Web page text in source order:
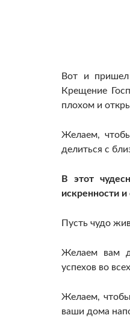
Вот и
Крещение
плохом и
Желаем,
делиться с
В этот
искренности и
Пусть чудо
Желаем вам
успехов во
Желаем,
ваши дома